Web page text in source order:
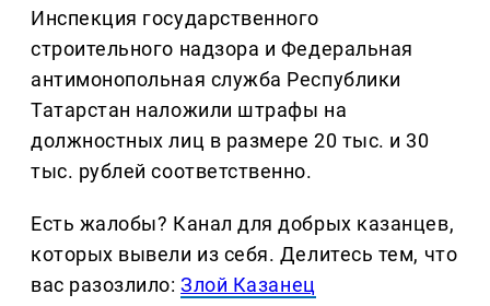
Инспекция государственного
строительного надзора и Федеральная
антимонопольная служба Республики
Татарстан наложили штрафы на
должностных лиц в размере 20 тыс. и 30
тыс. рублей соответственно.
Есть жалобы? Канал для добрых казанцев,
которых вывели из себя. Делитеcь тем, что
вас разозлило:Злой Казанец